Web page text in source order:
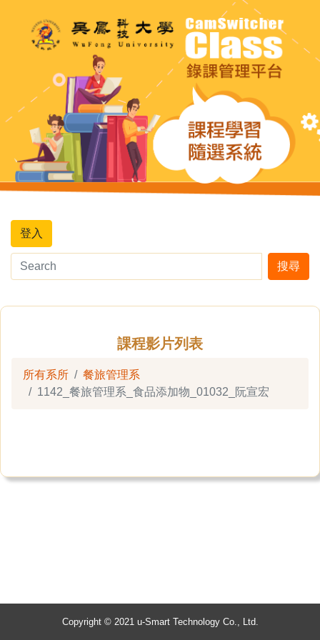
登入
搜尋
課程影片列表
所有系所
餐旅管理系
1142_餐旅管理系_食品添加物_01032_阮宣宏
Copyright © 2021 u-Smart Technology Co., Ltd.